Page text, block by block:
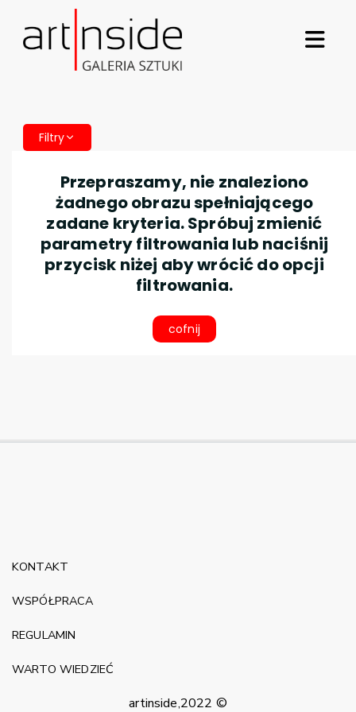
Filtry
Przepraszamy, nie znaleziono
żadnego obrazu spełniającego
zadane kryteria. Spróbuj zmienić
parametry filtrowania lub naciśnij
przycisk niżej aby wrócić do opcji
filtrowania.
cofnij
artinside,2022 ©
KONTAKT
WSPÓŁPRACA
REGULAMIN
WARTO WIEDZIEĆ